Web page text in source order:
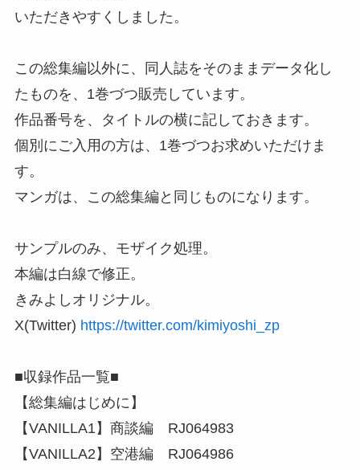
いただきやすくしました。
この総集編以外に、同人誌をそのままデータ化し
たものを、1巻づつ販売しています。
作品番号を、タイトルの横に記しておきます。
個別にご入用の方は、1巻づつお求めいただけま
す。
マンガは、この総集編と同じものになります。
サンプルのみ、モザイク処理。
本編は白線で修正。
きみよしオリジナル。
X(Twitter) https://twitter.com/kimiyoshi_zp
■収録作品一覧■
【総集編はじめに】
【VANILLA1】商談編 RJ064983
【VANILLA2】空港編 RJ064986